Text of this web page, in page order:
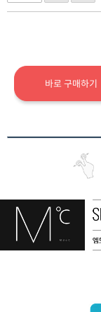
바로 구매하기